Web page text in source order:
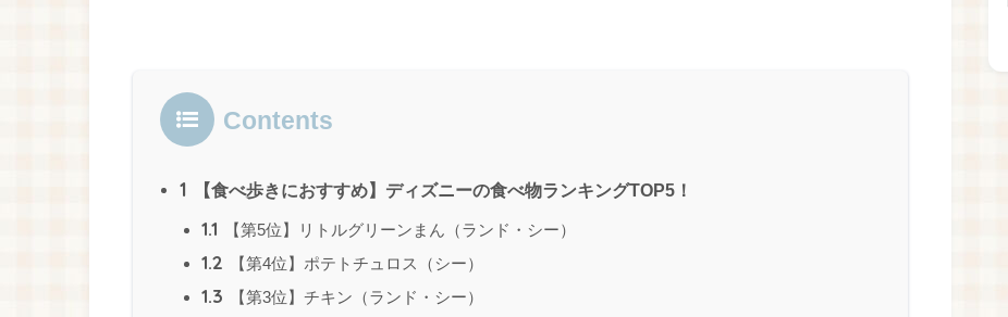
Contents
1 【食べ歩きにおすすめ】ディズニーの食べ物ランキングTOP5！
1.1 【第5位】リトルグリーンまん（ランド・シー）
1.2 【第4位】ポテトチュロス（シー）
1.3 【第3位】チキン（ランド・シー）